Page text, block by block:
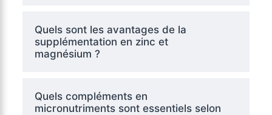
Quels sont les avantages de la
supplémentation en zinc et
magnésium ?
Quels compléments en
micronutriments sont essentiels selon